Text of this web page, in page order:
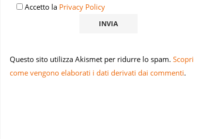
Accetto la Privacy Policy
Questo sito utilizza Akismet per ridurre lo spam. Scopri
come vengono elaborati i dati derivati dai commenti.